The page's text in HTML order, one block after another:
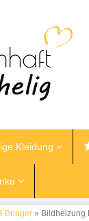
Kleidung
Bringer » Bildheizung